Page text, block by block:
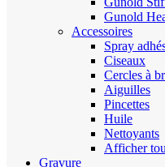
Gunold
Accessoires
Spray
Ciseaux
Cercles à
Aiguilles
Pincettes
Huile
Nettoyants
Afficher
Gravure